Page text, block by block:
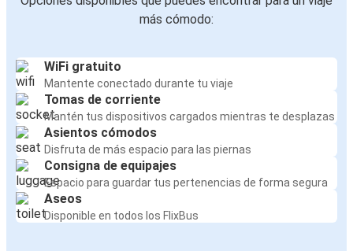
más cómodo:
WiFi gratuito
Mantente conectado durante tu viaje
Tomas de corriente
Mantén tus dispositivos cargados mientras te desplazas
Asientos cómodos
Disfruta de más espacio para las piernas
Consigna de equipajes
Espacio para guardar tus pertenencias de forma segura
Aseos
Disponible en todos los FlixBus